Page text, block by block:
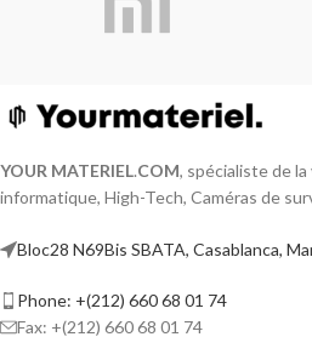
YOUR MATERIEL.COM, spécialiste de
informatique, High-Tech, Caméras de
Bloc28 N69Bis SBATA, Casablanca,
Phone: +(212) 660 68 01 74
Fax: +(212) 660 68 01 74